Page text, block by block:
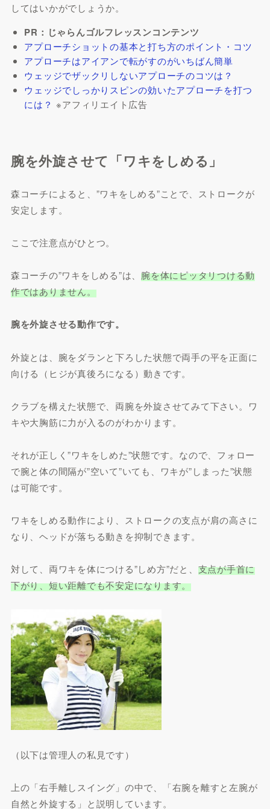
してはいかがでしょうか。
PR：じゃらんゴルフレッスンコンテンツ
アプローチショットの基本と打ち方のポイント・コツ
アプローチはアイアンで転がすのがいちばん簡単
ウェッジでザックリしないアプローチのコツは？
ウェッジでしっかりスピンの効いたアプローチを打つ
には？ ※アフィリエイト広告
腕を外旋させて「ワキをしめる」
森コーチによると、”ワキをしめる”ことで、ストロークが
安定します。
ここで注意点がひとつ。
森コーチの”ワキをしめる”は、腕を体にピッタリつける動
作ではありません。
腕を外旋させる動作です。
外旋とは、腕をダランと下ろした状態で両手の平を正面に
向ける（ヒジが真後ろになる）動きです。
クラブを構えた状態で、両腕を外旋させてみて下さい。ワ
キや大胸筋に力が入るのがわかります。
それが正しく”ワキをしめた”状態です。なので、フォロー
で腕と体の間隔が”空いて”いても、ワキが”しまった”状態
は可能です。
ワキをしめる動作により、ストロークの支点が肩の高さに
なり、ヘッドが落ちる動きを抑制できます。
対して、両ワキを体につける”しめ方”だと、 支点が手首に
下がり、短い距離でも不安定になります。
（以下は管理人の私見です）
上の「右手離しスイング」の中で、「右腕を離すと左腕が
自然と外旋する」と説明しています。